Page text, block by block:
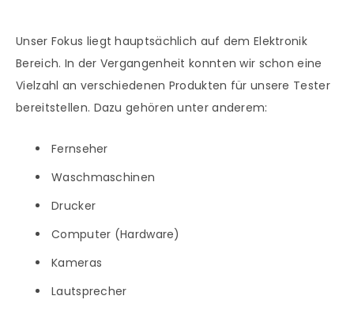
Unser Fokus liegt hauptsächlich auf dem Elektronik
Bereich. In der Vergangenheit konnten wir schon eine
Vielzahl an verschiedenen Produkten für unsere Tester
bereitstellen. Dazu gehören unter anderem:
Fernseher
Waschmaschinen
Drucker
Computer (Hardware)
Kameras
Lautsprecher